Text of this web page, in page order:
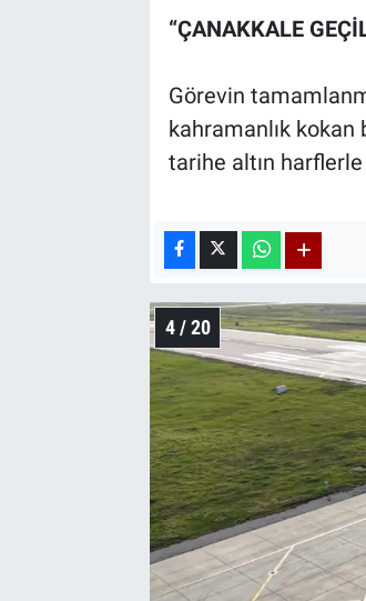
“ÇANAKKALE
Görevin
kahramanlık kokan
tarihe altın harflerle
4 / 20